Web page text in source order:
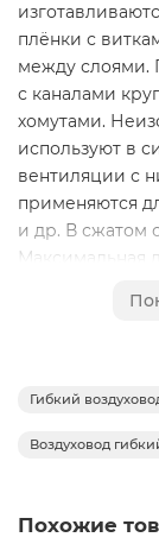
плёнки с
между слоями.
с каналами
хомутами.
используют в
вентиляции с
применяются
и др. В сжатом
Максимальная
Рабочая
Гибкий
Воздуховод
Похожие